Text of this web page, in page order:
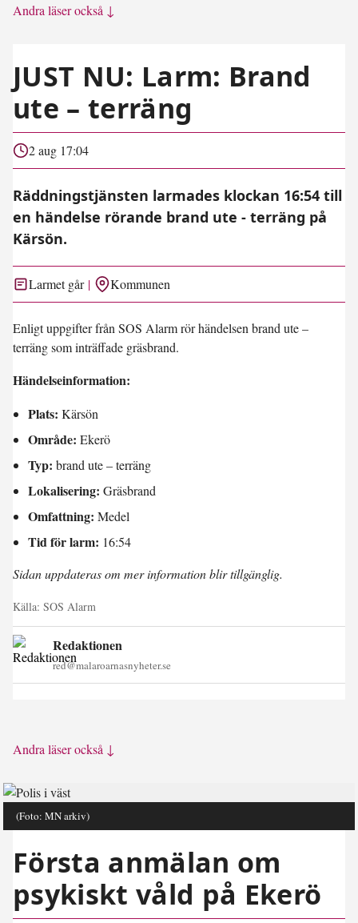
Andra läser också ↓
JUST NU: Larm: Brand
ute – terräng
2 aug 17:04
Räddningstjänsten larmades klockan 16:54 till
en händelse rörande brand ute - terräng på
Kärsön.
Larmet går Kommunen
Enligt uppgifter från SOS Alarm rör händelsen brand ute –
terräng som inträffade gräsbrand.
Händelseinformation:
Plats: Kärsön
Område: Ekerö
Typ: brand ute – terräng
Lokalisering: Gräsbrand
Omfattning: Medel
Tid för larm: 16:54
Sidan uppdateras om mer information blir tillgänglig.
Källa: SOS Alarm
Redaktionen
red@malaroarnasnyheter.se
Andra läser också ↓
(Foto: MN arkiv)
Första anmälan om
psykiskt våld på Ekerö